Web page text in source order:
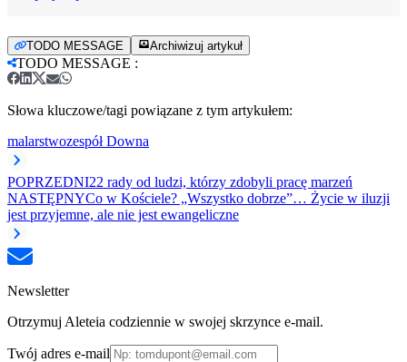
TODO MESSAGE Archiwizuj artykuł
TODO MESSAGE :
Słowa kluczowe/tagi powiązane z tym artykułem:
malarstwozespół Downa
POPRZEDNI22 rady od ludzi, którzy zdobyli pracę marzeń
NASTĘPNYCo w Kościele? „Wszystko dobrze”… Życie w iluzji
jest przyjemne, ale nie jest ewangeliczne
Newsletter
Otrzymuj Aleteia codziennie w swojej skrzynce e-mail.
Twój adres e-mail